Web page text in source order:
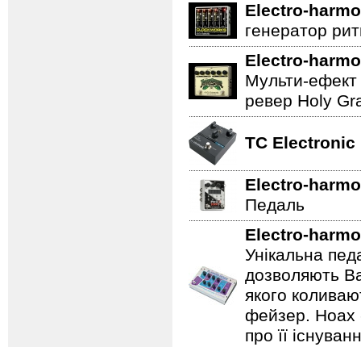
Electro-
генератор
Electro-
Мульти-ефект
ревер Holy
TC Electronic
Electro-
Педаль
Electro-
Унікальна
дозволяють
якого
фейзер. Hoax
про її